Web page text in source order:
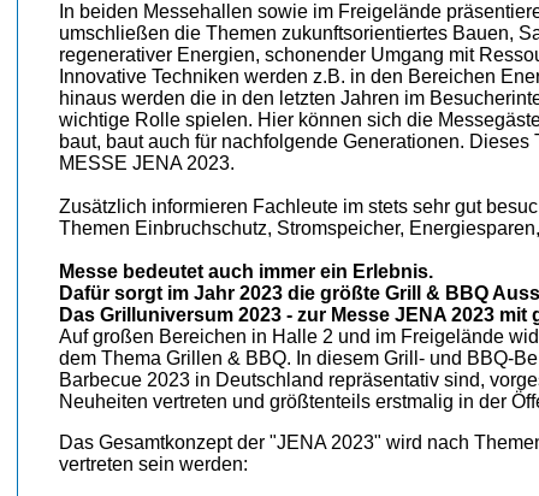
In beiden Messehallen sowie im Freigelände
umschließen die Themen zukunftsorientiertes Bauen,
regenerativer Energien, schonender Umgang mit
Innovative Techniken werden z.B. in den Bereichen
hinaus werden die in den letzten Jahren im
wichtige Rolle spielen. Hier können sich die
baut, baut auch für nachfolgende Generationen.
MESSE JENA 2023.
Zusätzlich informieren Fachleute im stets sehr gut
Themen Einbruchschutz, Stromspeicher,
Messe bedeutet auch immer ein Erlebnis.
Dafür sorgt im Jahr 2023 die größte Grill & BBQ
Das Grilluniversum 2023 - zur Messe JENA 2023 mit
Auf großen Bereichen in Halle 2 und im Freigelände
dem Thema Grillen & BBQ. In diesem Grill- und BBQ-
Barbecue 2023 in Deutschland repräsentativ sind,
Neuheiten vertreten und größtenteils erstmalig in der
Das Gesamtkonzept der "JENA 2023" wird nach
vertreten sein werden: